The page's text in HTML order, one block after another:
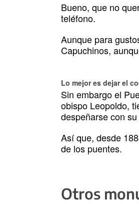
Bueno, que no
teléfono.
Aunque para
Capuchinos,
Lo mejor es dejar el
Sin embargo el
obispo Leopoldo,
despeñarse con
Así que, desde
de los puentes.
Otros